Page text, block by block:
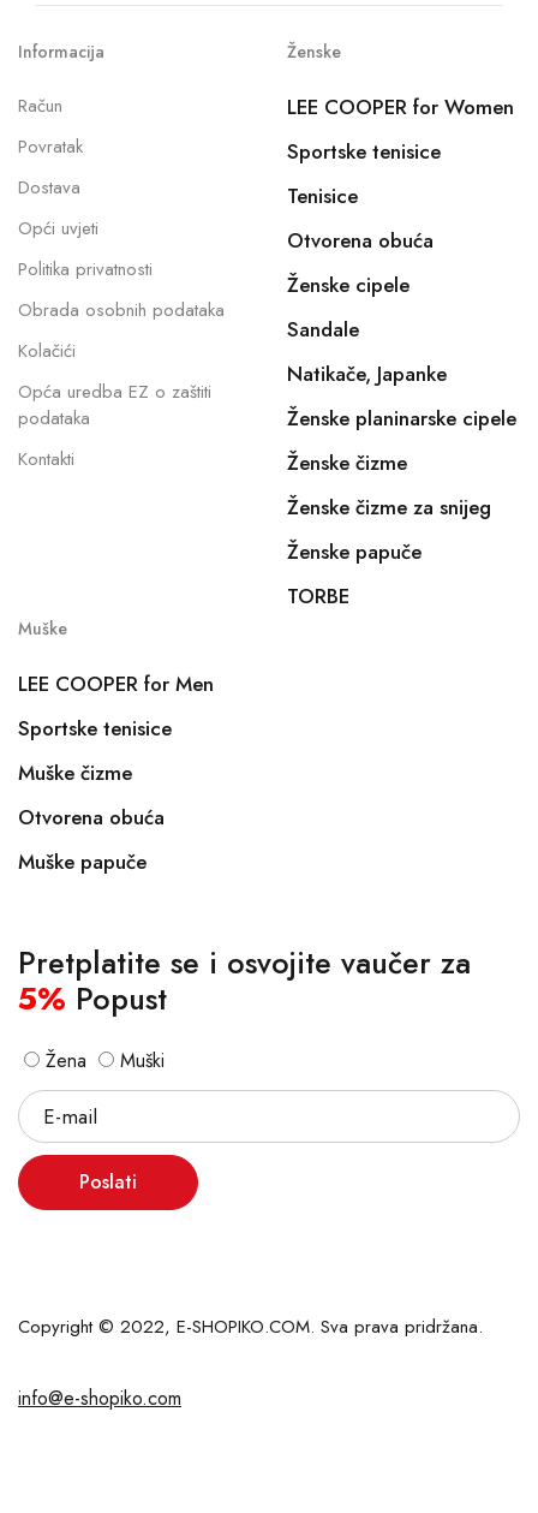
Informacija
Račun
Povratak
Dostava
Opći uvjeti
Politika privatnosti
Obrada osobnih podataka
Kolačići
Opća uredba EZ o zaštiti
podataka
Kontakti
Ženske
LEE COOPER for Women
Sportske tenisice
Tenisice
Otvorena obuća
Ženske cipele
Sandale
Natikače, Japanke
Ženske planinarske cipele
Ženske čizme
Ženske čizme za snijeg
Ženske papuče
TORBE
Muške
LEE COOPER for Men
Sportske tenisice
Muške čizme
Otvorena obuća
Muške papuče
Pretplatite se i osvojite vaučer za
5% Popust
Žena Muški
Poslati
Copyright © 2022, E-SHOPIKO.COM. Sva prava pridržana.
info@e-shopiko.com